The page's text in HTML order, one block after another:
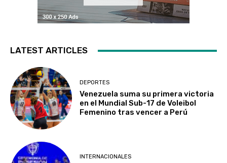
LATEST ARTICLES
DEPORTES
Venezuela suma su primera victoria
en el Mundial Sub-17 de Voleibol
Femenino tras vencer a Perú
INTERNACIONALES